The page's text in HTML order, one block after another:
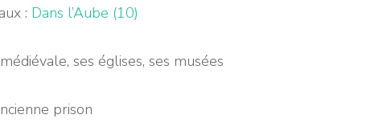
: Dans l’Aube (10)
ses églises, ses musées
prison